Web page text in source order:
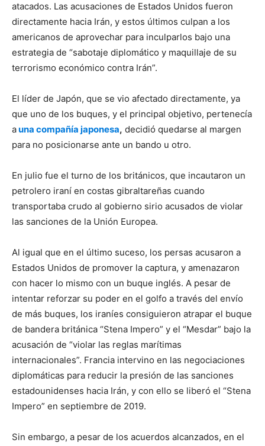
atacados. Las acusaciones de Estados Unidos fueron
directamente hacia Irán, y estos últimos culpan a los
americanos de aprovechar para inculparlos bajo una
estrategia de “sabotaje diplomático y maquillaje de su
terrorismo económico contra Irán”.
El líder de Japón, que se vio afectado directamente, ya
que uno de los buques, y el principal objetivo, pertenecía
auna compañía japonesa, decidió quedarse al margen
para no posicionarse ante un bando u otro.
En julio fue el turno de los británicos, que incautaron un
petrolero iraní en costas gibraltareñas cuando
transportaba crudo al gobierno sirio acusados de violar
las sanciones de la Unión Europea.
Al igual que en el último suceso, los persas acusaron a
Estados Unidos de promover la captura, y amenazaron
con hacer lo mismo con un buque inglés. A pesar de
intentar reforzar su poder en el golfo a través del envío
de más buques, los iraníes consiguieron atrapar el buque
de bandera británica “Stena Impero” y el “Mesdar” bajo la
acusación de “violar las reglas marítimas
internacionales”. Francia intervino en las negociaciones
diplomáticas para reducir la presión de las sanciones
estadounidenses hacia Irán, y con ello se liberó el “Stena
Impero” en septiembre de 2019.
Sin embargo, a pesar de los acuerdos alcanzados, en el